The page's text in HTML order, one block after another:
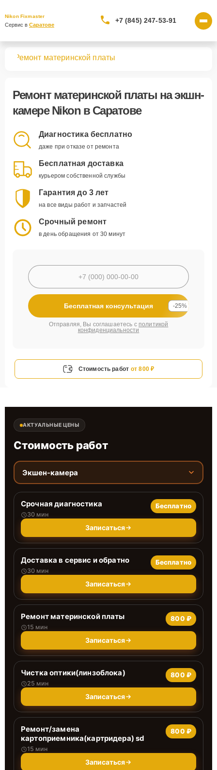
Nikon Fixmaster
Сервис в Саратове
+7 (845) 247-53-91
Ремонт материнской платы
Ремонт материнской платы на экшн-
камере Nikon в Саратове
Диагностика бесплатно
даже при отказе от ремонта
Бесплатная доставка
курьером собственной службы
Гарантия до 3 лет
на все виды работ и запчастей
Срочный ремонт
в день обращения от 30 минут
Бесплатная консультация -25%
Отправляя, Вы соглашаетесь с политикой
конфиденциальности
Стоимость работ от 800 ₽
АКТУАЛЬНЫЕ ЦЕНЫ
Стоимость работ
Экшен-камера
Срочная диагностика
30 мин
Бесплатно
Записаться
Доставка в сервис и обратно
30 мин
Бесплатно
Записаться
Ремонт материнской платы
15 мин
800 ₽
Записаться
Чистка оптики(линзоблока)
25 мин
800 ₽
Записаться
Ремонт/замена
картоприемника(картридера) sd
15 мин
800 ₽
Записаться